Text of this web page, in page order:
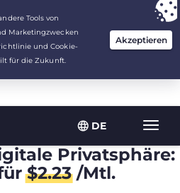
DE
für 3.3333333333333 Jahre zu $
/Monat
Privatsphäre:
$2.23/Mtl.